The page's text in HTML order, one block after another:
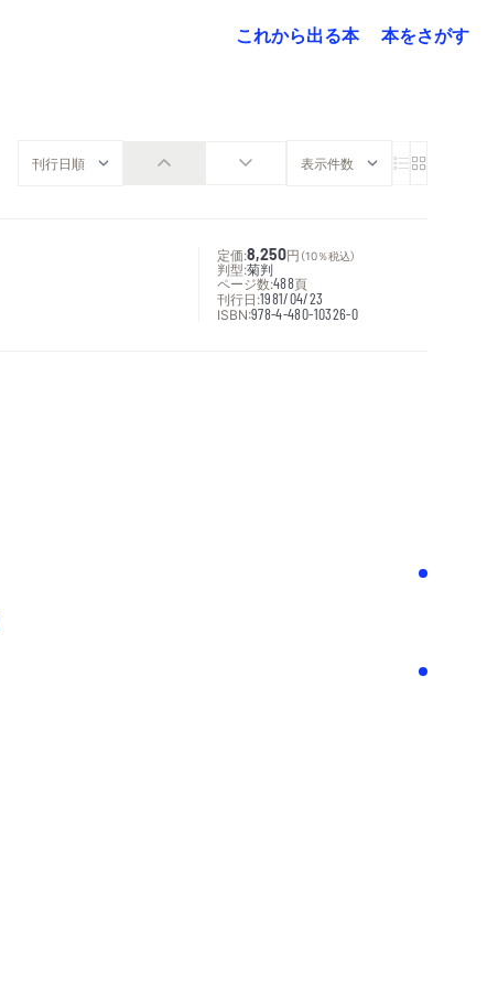
これから出る本
本をさがす
定価:8,250円 （10％税込）
判型:菊判
ページ数:488頁
刊行日:1981/04/23
ISBN:978-4-480-10326-0